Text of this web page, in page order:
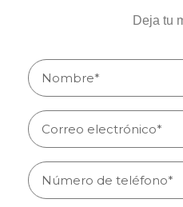
Deja tu